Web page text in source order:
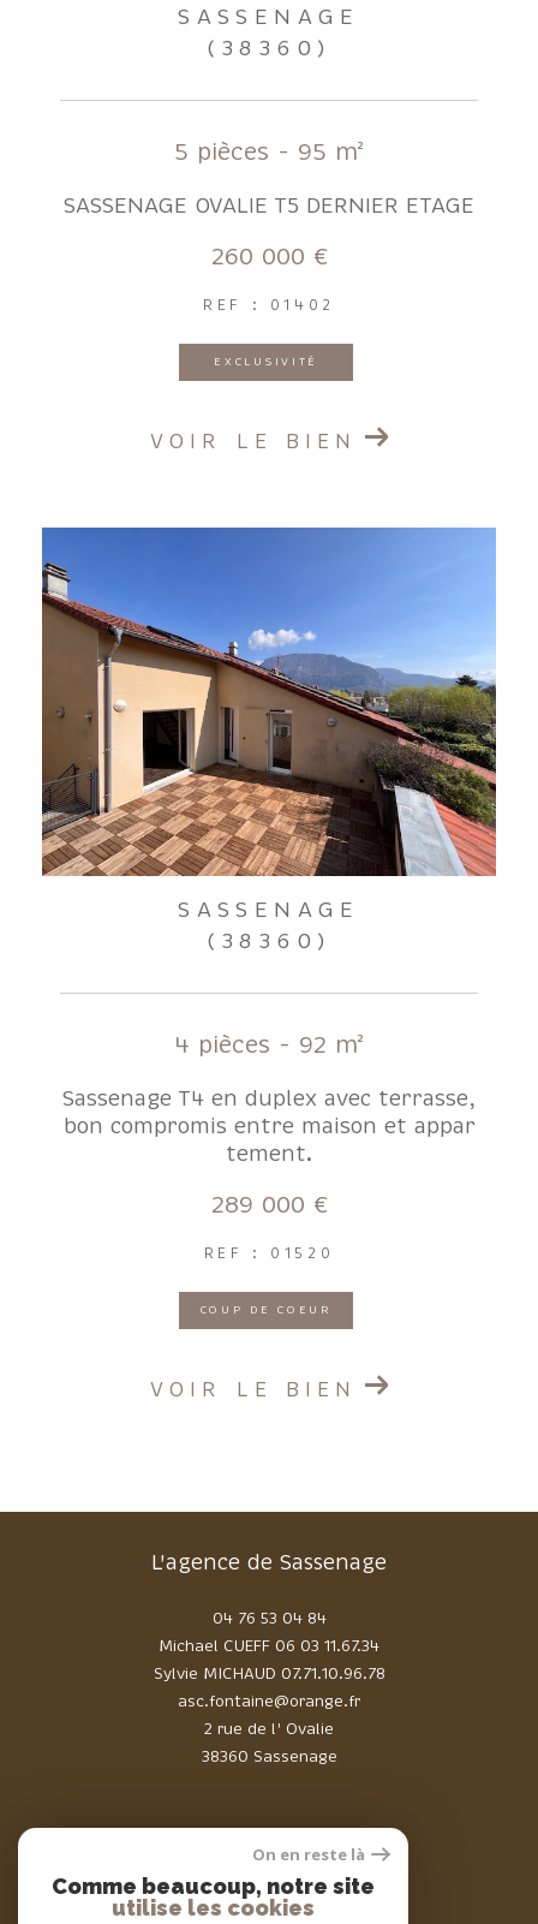
SASSENAGE
(38360)
5 pièces - 95 m²
SASSENAGE OVALIE T5 DERNIER ETAGE
260 000 €
REF : 01402
EXCLUSIVITÉ
VOIR LE BIEN
SASSENAGE
(38360)
4 pièces - 92 m²
Sassenage T4 en duplex avec terrasse,
bon compromis entre maison et appar
tement.
289 000 €
REF : 01520
COUP DE COEUR
VOIR LE BIEN
L'agence de Sassenage
04 76 53 04 84
2 rue de l' Ovalie
38360 Sassenage
Michael CUEFF 06 03 11.67.34
Sylvie MICHAUD 07.71.10.96.78
asc.fontaine@orange.fr
Adhérents
On en reste là
Comme beaucoup, notre site
utilise les cookies